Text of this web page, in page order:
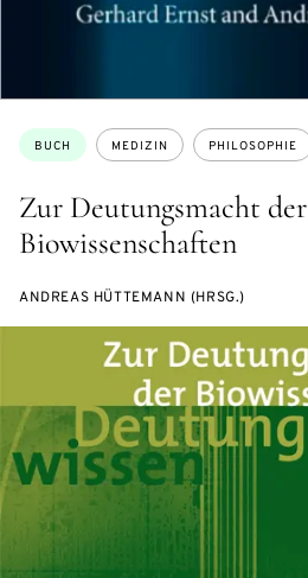
Zur Deutungsmacht der
Biowissenschaften
Themen:
BUCH MEDIZIN PHILOSOPHIE
ANDREAS HÜTTEMANN (HRSG.)